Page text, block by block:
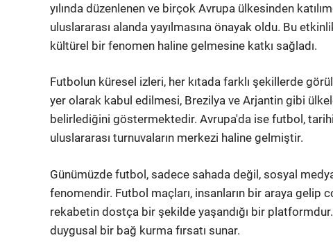
yılında düzenlenen ve birçok Avrupa ülkesinden
uluslararası alanda yayılmasına önayak oldu. Bu
kültürel bir fenomen haline gelmesine katkı sağladı.
Futbolun küresel izleri, her kıtada farklı şekillerde
yer olarak kabul edilmesi, Brezilya ve Arjantin gibi
belirlediğini göstermektedir. Avrupa'da ise futbol,
uluslararası turnuvaların merkezi haline gelmiştir.
Günümüzde futbol, sadece sahada değil, sosyal
fenomendir. Futbol maçları, insanların bir araya gelip
rekabetin dostça bir şekilde yaşandığı bir
duygusal bir bağ kurma fırsatı sunar.